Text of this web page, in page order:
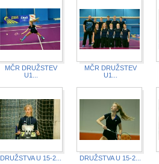
MČR DRUŽSTEV
U1...
MČR DRUŽSTEV
U1...
DRUŽSTVA U 15-2... DRUŽSTVA U 15-2...